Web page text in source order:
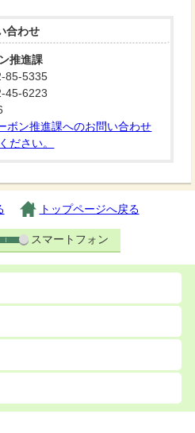
合わせ
推進課
85-5335
45-6223
ン推進課へのお問い合わせ
ださい。
トップページへ戻る
スマートフォン